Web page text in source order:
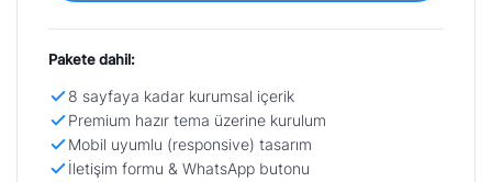
Pakete dahil:
8 sayfaya kadar kurumsal içerik
Premium hazır tema üzerine kurulum
Mobil uyumlu (responsive) tasarım
İletişim formu & WhatsApp butonu